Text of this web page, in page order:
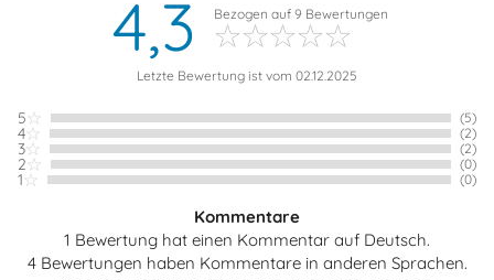
4,3 Bezogen auf 9 Bewertungen
Letzte Bewertung ist vom 02.12.2025
5 (5)
4 (2)
3 (2)
2 (0)
1 (0)
Kommentare
1 Bewertung hat einen Kommentar auf Deutsch.
4 Bewertungen haben Kommentare in anderen Sprachen.